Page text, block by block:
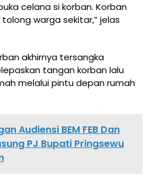
celana si korban. Korban
warga sekitar,” jelas
akhirnya tersangka
tangan korban lalu
melalui pintu depan rumah
Audiensi BEM FEB Dan
PJ Bupati Pringsewu